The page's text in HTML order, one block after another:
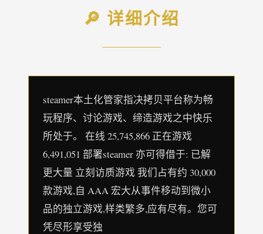
🔎 详细介绍
steamer本土化管家指决拷贝平台称为畅
玩程序、讨论游戏、缔造游戏之中快乐
所处于。 在线 25,745,866 正在游戏
6,491,051 部署steamer 亦可得借于: 已解
更大量 立刻访质游戏 我们占有约 30,000
款游戏,自 AAA 宏大从事件移动到微小
品的独立游戏,样类繁多,应有尽有。您可
凭尽形享受独